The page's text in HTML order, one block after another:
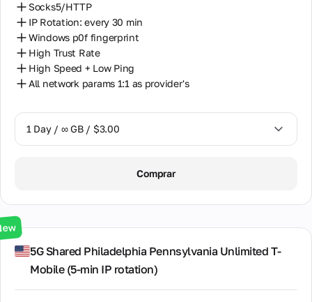
Socks5/HTTP
IP Rotation: every 30 min
Windows p0f fingerprint
High Trust Rate
High Speed + Low Ping
All network params 1:1 as provider's
1 Day / ∞ GB / $3.00
30 Days / ∞ GB / $50.00
Comprar
5G Shared Philadelphia Pennsylvania Unlimited T-
Mobile (5‑min IP rotation)